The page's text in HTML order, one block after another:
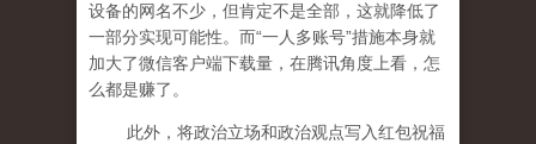
设备的网名不少，但肯定不是全部，这就降低了
一部分实现可能性。而“一人多账号”措施本身就
加大了微信客户端下载量，在腾讯角度上看，怎
么都是赚了。
此外，将政治立场和政治观点写入红包祝福